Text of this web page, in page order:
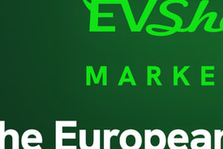
© 2026 - evshop.eu